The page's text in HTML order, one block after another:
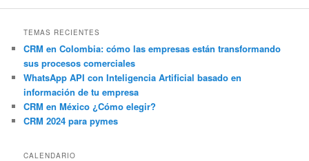
TEMAS RECIENTES
CRM en Colombia: cómo las empresas están transformando
sus procesos comerciales
WhatsApp API con Inteligencia Artificial basado en
información de tu empresa
CRM en México ¿Cómo elegir?
CRM 2024 para pymes
CALENDARIO